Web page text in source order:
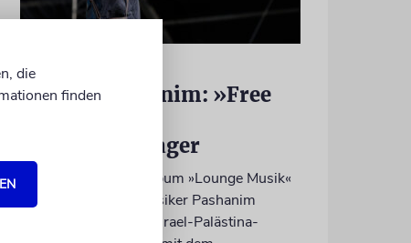
Rapper Pashanim: »Free
Verkaufsschlager
Auf seinem neuen Album »Lounge Musik«
rappt der Berliner Musiker Pashanim
wiederholt über den Israel-Palästina-
die
finden